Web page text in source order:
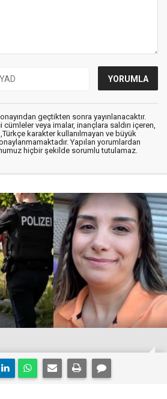
geçtikten sonra yayınlanacaktır.
veya imalar, inançlara saldırı içeren,
karakter kullanılmayan ve büyük
Yapılan yorumlardan
hiçbir şekilde sorumlu tutulamaz.